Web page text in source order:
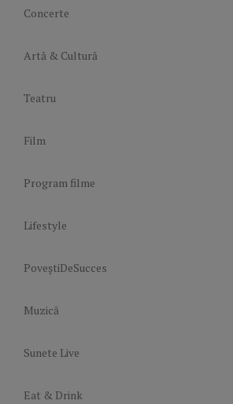
Concerte
Artă & Cultură
Teatru
Film
Program filme
Lifestyle
PoveștiDeSucces
Muzică
Sunete Live
Eat & Drink